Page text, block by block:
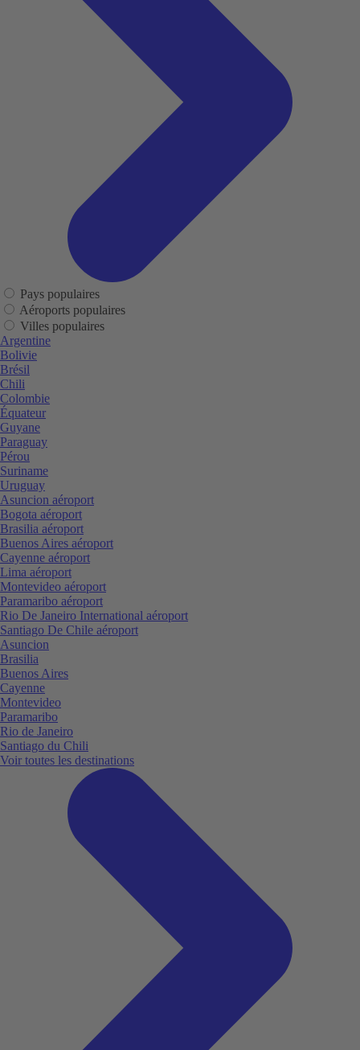
Pays populaires
Aéroports populaires
Villes populaires
Argentine
Bolivie
Brésil
Chili
Colombie
Équateur
Guyane
Paraguay
Pérou
Suriname
Uruguay
Asuncion aéroport
Bogota aéroport
Brasilia aéroport
Buenos Aires aéroport
Cayenne aéroport
Lima aéroport
Montevideo aéroport
Paramaribo aéroport
Rio De Janeiro International aéroport
Santiago De Chile aéroport
Asuncion
Brasilia
Buenos Aires
Cayenne
Montevideo
Paramaribo
Rio de Janeiro
Santiago du Chili
Voir toutes les destinations